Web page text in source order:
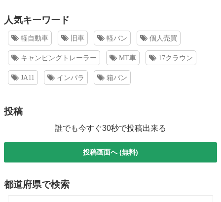
人気キーワード
軽自動車 旧車 軽バン 個人売買
キャンピングトレーラー MT車 17クラウン
JA11 インパラ 箱バン
投稿
誰でも今すぐ30秒で投稿出来る
投稿画面へ (無料)
都道府県で検索